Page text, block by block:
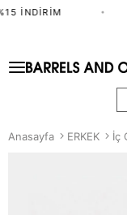
İNDIRIM
Anasayfa ERKEK İç